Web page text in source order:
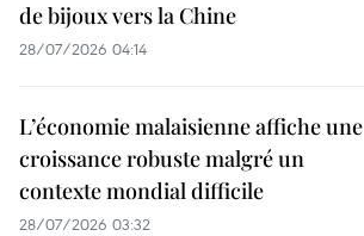
de bijoux vers la Chine
28/07/2026 04:14
L’économie malaisienne affiche une
croissance robuste malgré un
contexte mondial difficile
28/07/2026 03:32